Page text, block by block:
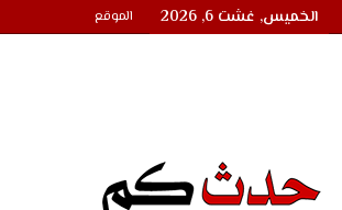
الخميس, غشت 6, 2026 الموقع